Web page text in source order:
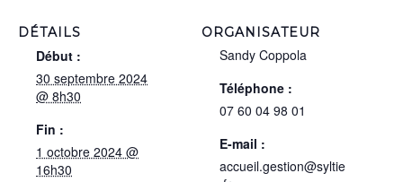
DÉTAILS
Début :
30 septembre 2024
@ 8h30
Fin :
1 octobre 2024 @
16h30
ORGANISATEUR
Sandy Coppola
Téléphone :
07 60 04 98 01
E-mail :
accueil.gestion@syltie